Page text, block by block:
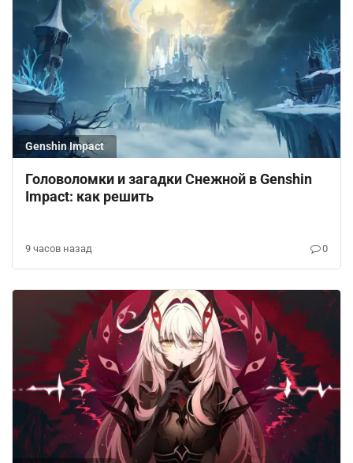
Genshin Impact
Головоломки и загадки Снежной в Genshin
Impact: как решить
9 часов назад 0